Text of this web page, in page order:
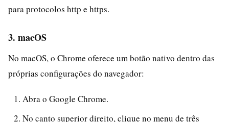
para protocolos http e https.
3. macOS
No macOS, o Chrome oferece um botão nativo dentro das
próprias configurações do navegador:
Abra o Google Chrome.
No canto superior direito, clique no menu de três